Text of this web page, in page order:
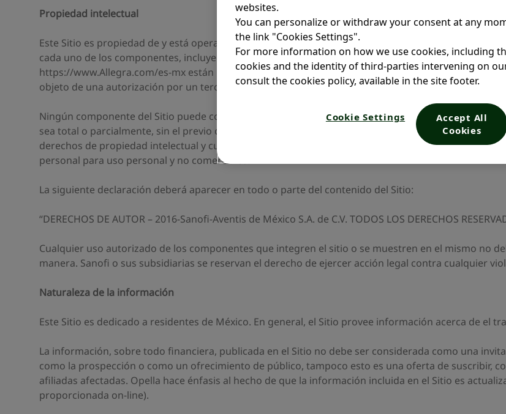
Propiedad intelectual
Este Sitio es propiedad de y está operado por Sanofi-Aventis de México S.A. de C.V. (en adelante
cada uno de los componentes, incluyendo - pero no limitados a - marcas registradas, logos y
https://www.Allegra.com/es-mx están protegidos por las leyes vigentes en Propiedad Intelectual y
objeto de una autorización por un tercero.
Ningún componente del Sitio puede copiarse, reproducirse, alterarse, editarse, bajarse,
sea total o parcialmente, sin el previo consentimiento por escrito de Opella, excepto para uso
derechos de propiedad intelectual y cualquier otro derecho de propiedad mencionado. Las únicas
personal para uso personal y no comerciales.
La siguiente declaración deberá aparecer en todo o parte del contenido del Sitio:
“DERECHOS DE AUTOR – 2016-Sanofi-Aventis de México S.A. de C.V. TODOS LOS DERECHOS
Cualquier uso autorizado de los componentes que integren el sitio o se muestren en el mismo no
manera. Sanofi o sus subsidiarias se reservan el derecho de ejercer acción legal contra cualquier
Naturaleza de la información
Este Sitio es dedicado a residentes de México. En general, el Sitio provee información acerca de el
La información, sobre todo financiera, publicada en el Sitio no debe ser considerada como una
como la prospección o como un ofrecimiento de público, tampoco esto es una oferta de suscribir,
afiliadas afectadas. Opella hace énfasis al hecho de que la información incluida en el Sitio es
proporcionada on-line).
websites.
You can personalize or withdraw your consent at any
the link "Cookies Settings".
For more information on how we use cookies, including
cookies and the identity of third-parties intervening on
consult the cookies policy, available in the site footer.
Cookie Settings
Accept All
Cookies